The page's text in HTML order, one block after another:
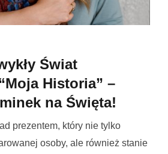
Świat
Historia” –
na Święta!
prezentem, który nie tylko
osoby, ale również stanie